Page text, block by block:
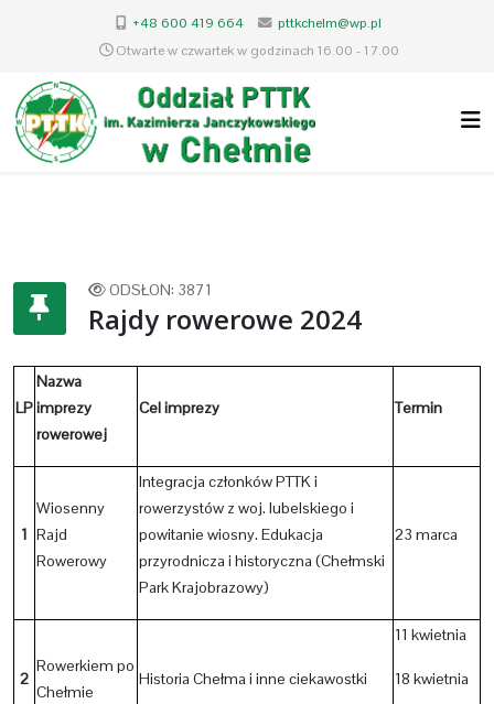
+48 600 419 664
pttkchelm@wp.pl
Otwarte w czwartek w godzinach 16.00 - 17.00
ODSŁON: 3871
Rajdy rowerowe 2024
LP
Nazwa
imprezy
rowerowej
Cel imprezy Termin
1
Wiosenny
Rajd
Rowerowy
Integracja członków PTTK i
rowerzystów z woj. lubelskiego i
powitanie wiosny. Edukacja
przyrodnicza i historyczna (Chełmski
Park Krajobrazowy)
23 marca
2
Rowerkiem po
Chełmie
Historia Chełma i inne ciekawostki
11 kwietnia
18 kwietnia